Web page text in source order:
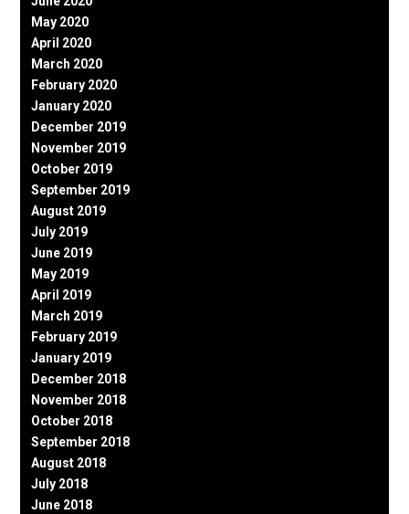
May 2020
April 2020
March 2020
February 2020
January 2020
December 2019
November 2019
October 2019
September 2019
August 2019
July 2019
June 2019
May 2019
April 2019
March 2019
February 2019
January 2019
December 2018
November 2018
October 2018
September 2018
August 2018
July 2018
June 2018